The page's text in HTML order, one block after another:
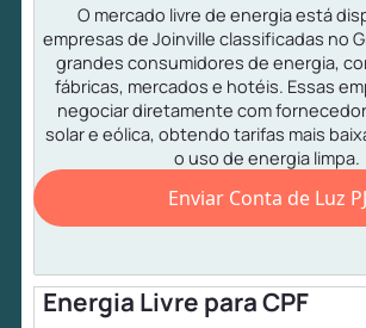
O mercado livre de energia está
empresas de Joinville classificadas no
grandes consumidores de energia,
fábricas, mercados e hotéis. Essas
negociar diretamente com
solar e eólica, obtendo tarifas mais
o uso de energia limpa.
Enviar Conta de Luz PJ
Energia Livre para CPF